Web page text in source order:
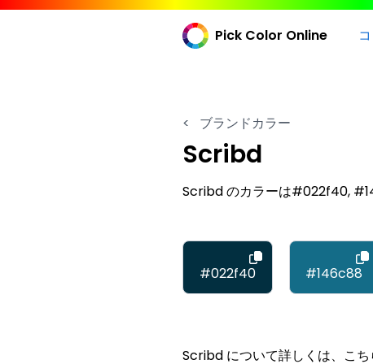
Pick Color Online
< ブランドカラー
Scribd
Scribd のカラーは#022f40,
#022f40 #146c88
Scribd について詳しくは、こち